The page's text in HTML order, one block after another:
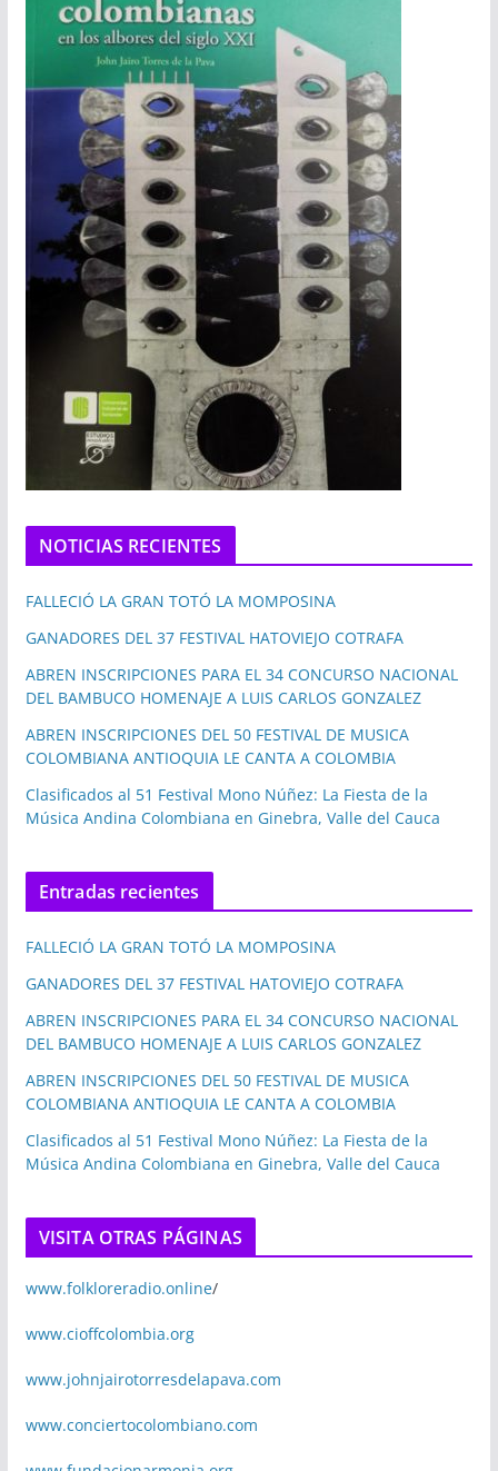
NOTICIAS RECIENTES
FALLECIÓ LA GRAN TOTÓ LA MOMPOSINA
GANADORES DEL 37 FESTIVAL HATOVIEJO COTRAFA
ABREN INSCRIPCIONES PARA EL 34 CONCURSO NACIONAL
DEL BAMBUCO HOMENAJE A LUIS CARLOS GONZALEZ
ABREN INSCRIPCIONES DEL 50 FESTIVAL DE MUSICA
COLOMBIANA ANTIOQUIA LE CANTA A COLOMBIA
Clasificados al 51 Festival Mono Núñez: La Fiesta de la
Música Andina Colombiana en Ginebra, Valle del Cauca
Entradas recientes
FALLECIÓ LA GRAN TOTÓ LA MOMPOSINA
GANADORES DEL 37 FESTIVAL HATOVIEJO COTRAFA
ABREN INSCRIPCIONES PARA EL 34 CONCURSO NACIONAL
DEL BAMBUCO HOMENAJE A LUIS CARLOS GONZALEZ
ABREN INSCRIPCIONES DEL 50 FESTIVAL DE MUSICA
COLOMBIANA ANTIOQUIA LE CANTA A COLOMBIA
Clasificados al 51 Festival Mono Núñez: La Fiesta de la
Música Andina Colombiana en Ginebra, Valle del Cauca
VISITA OTRAS PÁGINAS
www.folkloreradio.online/
www.cioffcolombia.org
www.johnjairotorresdelapava.com
www.conciertocolombiano.com